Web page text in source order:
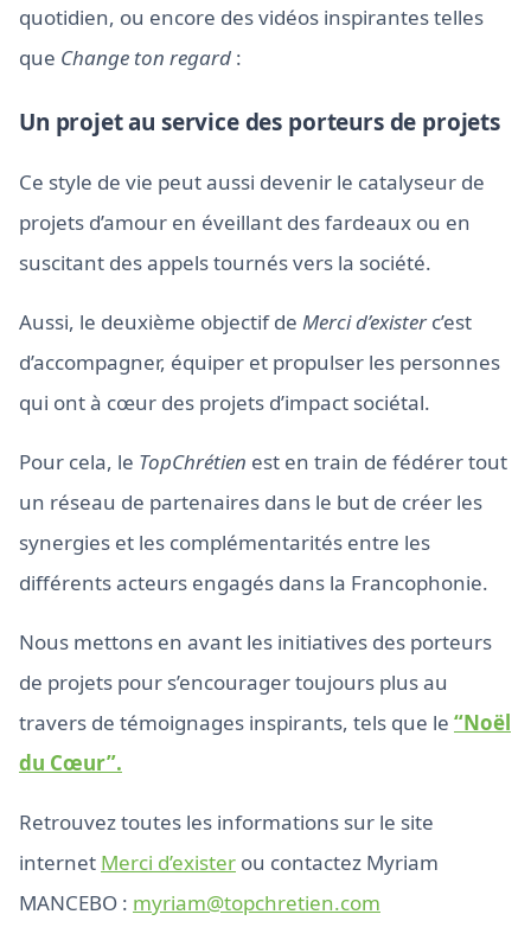
quotidien, ou encore des vidéos inspirantes telles
que Change ton regard :
Un projet au service des porteurs de projets
Ce style de vie peut aussi devenir le catalyseur de
projets d’amour en éveillant des fardeaux ou en
suscitant des appels tournés vers la société.
Aussi, le deuxième objectif de Merci d’existerc’est
d’accompagner, équiper et propulser les personnes
qui ont à cœur des projets d’impact sociétal.
Pour cela, le TopChrétien est en train de fédérer tout
un réseau de partenaires dans le but de créer les
synergies et les complémentarités entre les
différents acteurs engagés dans la Francophonie.
Nous mettons en avant les initiatives des porteurs
de projets pour s’encourager toujours plus au
travers de témoignages inspirants, tels que le “Noël
du Cœur”.
Retrouvez toutes les informations sur le site
internet Merci d’exister ou contactez Myriam
MANCEBO : myriam@topchretien.com